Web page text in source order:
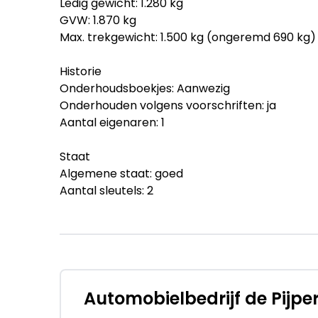
GVW: 1.870 kg
Max. trekgewicht: 1.500 kg (ongeremd 690 kg)
Historie
Onderhoudsboekjes: Aanwezig
Onderhouden volgens voorschriften: ja
Aantal eigenaren: 1
Staat
Algemene staat: goed
Aantal sleutels: 2
Garantie
Garantielabel: BOVAG Garantie (12 maanden)
BOVAG 40-Puntencheck: Ja
Automobielbedrijf de